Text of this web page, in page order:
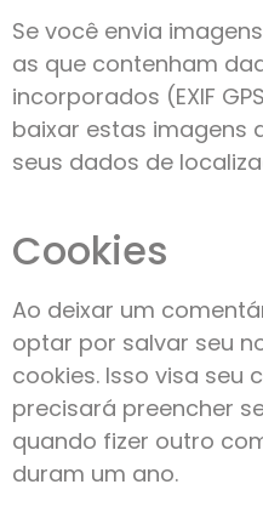
Se você envia
as que contenham
incorporados (EXIF
baixar estas imagens
seus dados de
Cookies
Ao deixar um
optar por salvar seu
cookies. Isso visa seu
precisará preencher
quando fizer outro
duram um ano.